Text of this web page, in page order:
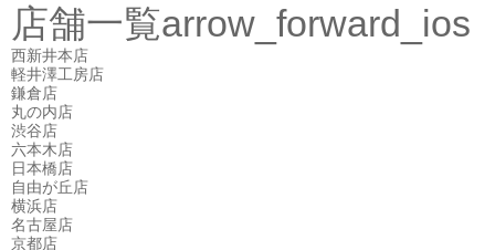
店舗一覧arrow_forward_ios
西新井本店
軽井澤工房店
鎌倉店
丸の内店
渋谷店
六本木店
日本橋店
自由が丘店
横浜店
名古屋店
京都店